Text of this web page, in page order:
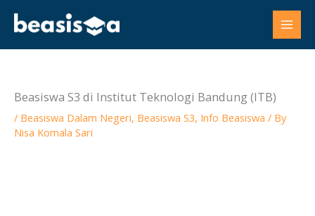
content
Beasiswa S3 di Institut Teknologi Bandung (ITB)
/ Beasiswa Dalam Negeri, Beasiswa S3, Info Beasiswa / By
Nisa Komala Sari